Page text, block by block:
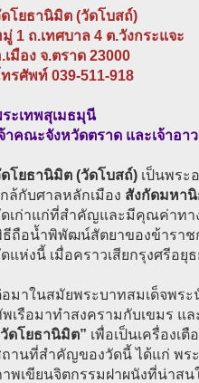
โยธานิมิต (วัดโบสถ์)
1 ถ.เทศบาล 4 ต.วังกระแจะ
เมือง จ.ตราด 23000
รศัพท์ 039-511-918
ะเทพสุเมธมุนี
าคณะจังหวัดตราด และเจ้าอา
โยธานิมิต (วัดโบสถ์) เป็นพระ
ล้กับศาลหลักเมือง สังกัดมหานิ
ดเก่าแก่ที่สำคัญและมีคุณค่าทา
ถือน้ำพิพัฒน์สัตยาของข้าราช
แห่งนี้ เมื่อคราวเสียกรุงศรีอยุ
มาในสมัยพระบาทสมเด็จพระ
เรือมาทำสงครามกับเขมร แ
ดโยธานิมิต” เพื่อเป็นเครื่องเ
านที่สำคัญของวัดนี้ ได้แก่ พร
พเขียนจิตกรรมฝาผนังที่น่าสน